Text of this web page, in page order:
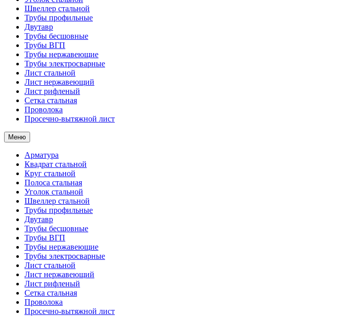
Швеллер стальной
Трубы профильные
Двутавр
Трубы бесшовные
Трубы ВГП
Трубы нержавеющие
Трубы электросварные
Лист стальной
Лист нержавеющий
Лист рифленый
Сетка стальная
Проволока
Просечно-вытяжной лист
Меню
Арматура
Квадрат стальной
Круг стальной
Полоса стальная
Уголок стальной
Швеллер стальной
Трубы профильные
Двутавр
Трубы бесшовные
Трубы ВГП
Трубы нержавеющие
Трубы электросварные
Лист стальной
Лист нержавеющий
Лист рифленый
Сетка стальная
Проволока
Просечно-вытяжной лист